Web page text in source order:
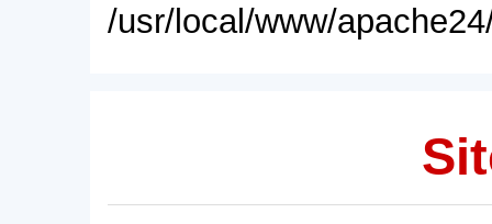
/usr/local/www/